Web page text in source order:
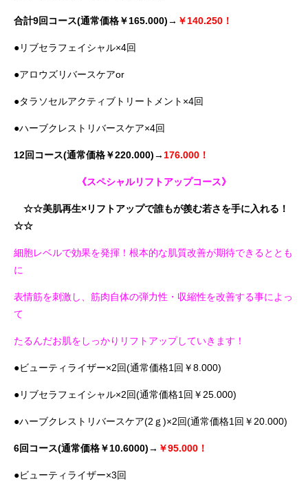
合計9回コース(通常価格￥165.000)→ ￥140.250！
●リブセラフェイシャル×4回
●アロウズリバースケアor
●タラソセルアクティブトリートメント×4回
●ハーブクレストリバースケア×4回
12回コース(通常価格￥220.000)→ 176.000！
《スペシャルリフトアップコース》
☆☆美肌再生×リフトアップで誰もが羨む若さを手に入れる！
☆☆
細胞レベルで効果を発揮！根本的な肌質改善が期待できるととも
に
表情筋を刺激し、筋肉自体の弾力性・収縮性を改善する事によっ
て
たるんだお肌をしっかりリフトアップしていきます！
●ビューティライザー×2回(通常価格1回￥8.000)
●リブセラフェイシャル×2回(通常価格1回￥25.000)
●ハーブクレストリバースケア(2ｇ)×2回(通常価格1回￥20.000)
6回コース(通常価格￥10.6000)→ ￥95.000！
●ビューティライザー×3回